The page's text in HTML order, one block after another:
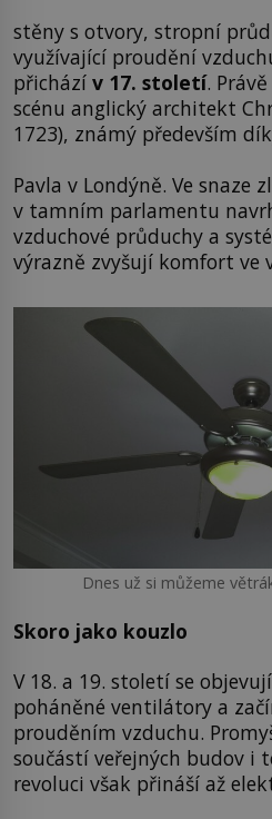
stěny s otvory, stropní
využívající proudění
přichází v 17. století.
scénu anglický architekt
1723), známý především
Pavla v Londýně. Ve snaze
v tamním parlamentu
vzduchové průduchy a
výrazně zvyšují komfort ve
Dnes už si můžeme
Skoro jako kouzlo
V 18. a 19. století se
poháněné ventilátory a
prouděním vzduchu.
součástí veřejných budov i
revoluci však přináší až